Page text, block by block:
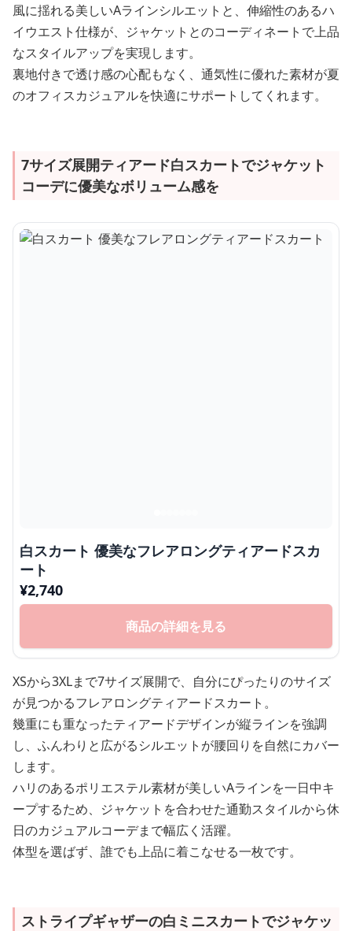
風に揺れる美しいAラインシルエットと、伸縮性のあるハ
イウエスト仕様が、ジャケットとのコーディネートで上品
なスタイルアップを実現します。
裏地付きで透け感の心配もなく、通気性に優れた素材が夏
のオフィスカジュアルを快適にサポートしてくれます。
7サイズ展開ティアード白スカートでジャケット
コーデに優美なボリューム感を
白スカート 優美なフレアロングティアードスカ
ート
¥2,740
商品の詳細を見る
XSから3XLまで7サイズ展開で、自分にぴったりのサイズ
が見つかるフレアロングティアードスカート。
幾重にも重なったティアードデザインが縦ラインを強調
し、ふんわりと広がるシルエットが腰回りを自然にカバー
します。
ハリのあるポリエステル素材が美しいAラインを一日中キ
ープするため、ジャケットを合わせた通勤スタイルから休
日のカジュアルコーデまで幅広く活躍。
体型を選ばず、誰でも上品に着こなせる一枚です。
ストライプギャザーの白ミニスカートでジャケッ